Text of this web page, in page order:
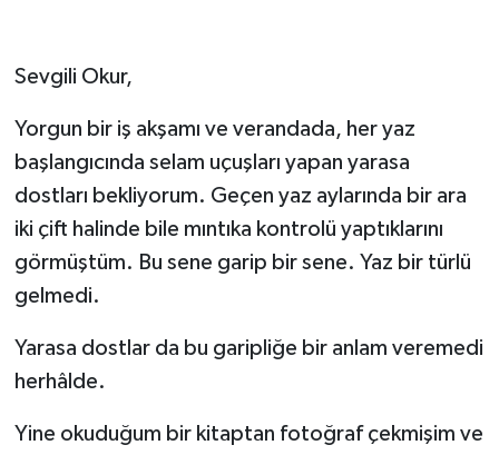
Sevgili Okur,
Yorgun bir iş akşamı ve verandada, her yaz
başlangıcında selam uçuşları yapan yarasa
dostları bekliyorum. Geçen yaz aylarında bir ara
iki çift halinde bile mıntıka kontrolü yaptıklarını
görmüştüm. Bu sene garip bir sene. Yaz bir türlü
gelmedi.
Yarasa dostlar da bu garipliğe bir anlam veremedi
herhâlde.
Yine okuduğum bir kitaptan fotoğraf çekmişim ve